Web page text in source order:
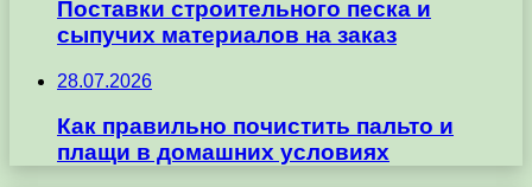
Поставки строительного песка и
сыпучих материалов на заказ
28.07.2026
Как правильно почистить пальто и
плащи в домашних условиях